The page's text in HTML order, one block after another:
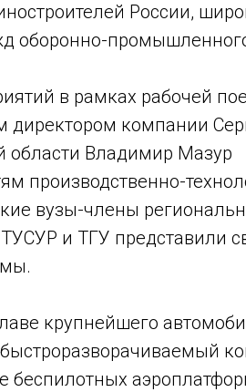
России,
оборонно-
в рамках рабочей
директором компании
области Владимир Мазур
производственно-
вузы-члены
и ТГУ представили
крупнейшего
беспилотных